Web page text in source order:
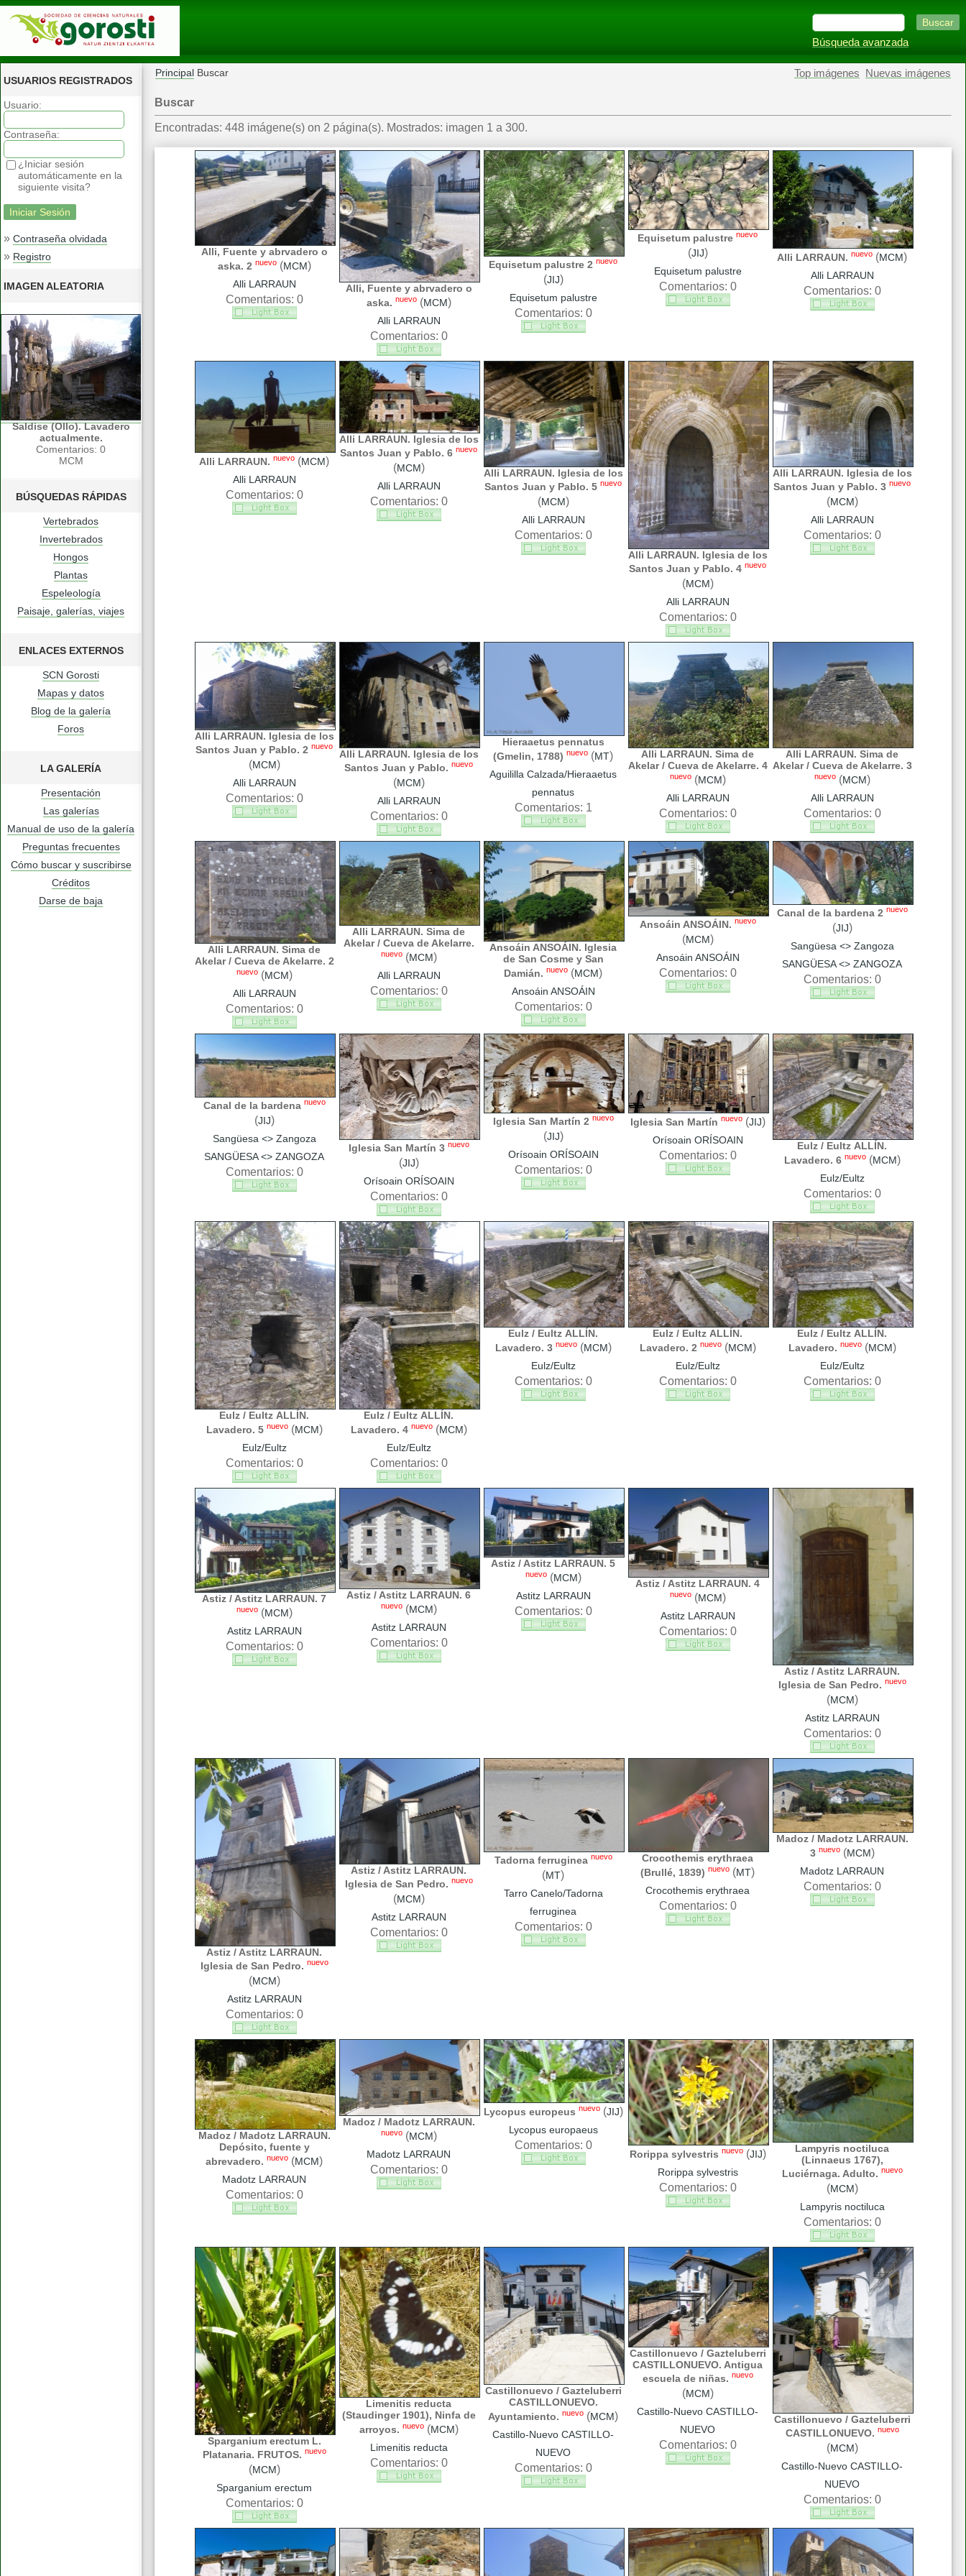
Búsqueda avanzada
USUARIOS REGISTRADOS
Usuario:
Contraseña:
¿Iniciar sesión
automáticamente en la
siguiente visita?
» Contraseña olvidada
» Registro
IMAGEN ALEATORIA
Saldise (Ollo). Lavadero
actualmente.
Comentarios: 0
MCM
BÚSQUEDAS RÁPIDAS
Vertebrados
Invertebrados
Hongos
Plantas
Espeleología
Paisaje, galerías, viajes
ENLACES EXTERNOS
SCN Gorosti
Mapas y datos
Blog de la galería
Foros
LA GALERÍA
Presentación
Las galerías
Manual de uso de la galería
Preguntas frecuentes
Cómo buscar y suscribirse
Créditos
Darse de baja
Principal Buscar Top imágenes Nuevas imágenes
Buscar
Encontradas: 448 imágene(s) on 2 página(s). Mostrados: imagen 1 a 300.
Alli, Fuente y abrvadero o
aska. 2 nuevo(MCM)
Alli LARRAUN
Comentarios: 0
Alli, Fuente y abrvadero o
aska. nuevo(MCM)
Alli LARRAUN
Comentarios: 0
Equisetum palustre 2 nuevo
(JIJ)
Equisetum palustre
Comentarios: 0
Equisetum palustre nuevo
(JIJ)
Equisetum palustre
Comentarios: 0
Alli LARRAUN. nuevo (MCM)
Alli LARRAUN
Comentarios: 0
Alli LARRAUN. nuevo (MCM)
Alli LARRAUN
Comentarios: 0
Alli LARRAUN. Iglesia de los
Santos Juan y Pablo. 6 nuevo
(MCM)
Alli LARRAUN
Comentarios: 0
Alli LARRAUN. Iglesia de los
Santos Juan y Pablo. 5 nuevo
(MCM)
Alli LARRAUN
Comentarios: 0
Alli LARRAUN. Iglesia de los
Santos Juan y Pablo. 4 nuevo
(MCM)
Alli LARRAUN
Comentarios: 0
Alli LARRAUN. Iglesia de los
Santos Juan y Pablo. 3 nuevo
(MCM)
Alli LARRAUN
Comentarios: 0
Alli LARRAUN. Iglesia de los
Santos Juan y Pablo. 2 nuevo
(MCM)
Alli LARRAUN
Comentarios: 0
Alli LARRAUN. Iglesia de los
Santos Juan y Pablo. nuevo
(MCM)
Alli LARRAUN
Comentarios: 0
Hieraaetus pennatus
(Gmelin, 1788) nuevo (MT)
Aguililla Calzada/Hieraaetus
pennatus
Comentarios: 1
Alli LARRAUN. Sima de
Akelar / Cueva de Akelarre. 4
nuevo(MCM)
Alli LARRAUN
Comentarios: 0
Alli LARRAUN. Sima de
Akelar / Cueva de Akelarre. 3
nuevo(MCM)
Alli LARRAUN
Comentarios: 0
Alli LARRAUN. Sima de
Akelar / Cueva de Akelarre. 2
nuevo(MCM)
Alli LARRAUN
Comentarios: 0
Alli LARRAUN. Sima de
Akelar / Cueva de Akelarre.
nuevo(MCM)
Alli LARRAUN
Comentarios: 0
Ansoáin ANSOÁIN. Iglesia
de San Cosme y San
Damián. nuevo (MCM)
Ansoáin ANSOÁIN
Comentarios: 0
Ansoáin ANSOÁIN. nuevo
(MCM)
Ansoáin ANSOÁIN
Comentarios: 0
Canal de la bardena 2 nuevo
(JIJ)
Sangüesa <> Zangoza
SANGÜESA <> ZANGOZA
Comentarios: 0
Canal de la bardena nuevo
(JIJ)
Sangüesa <> Zangoza
SANGÜESA <> ZANGOZA
Comentarios: 0
Iglesia San Martín 3 nuevo
(JIJ)
Orísoain ORÍSOAIN
Comentarios: 0
Iglesia San Martín 2 nuevo
(JIJ)
Orísoain ORÍSOAIN
Comentarios: 0
Iglesia San Martín nuevo(JIJ)
Orísoain ORÍSOAIN
Comentarios: 0
Eulz / Eultz ALLÍN.
Lavadero. 6 nuevo(MCM)
Eulz/Eultz
Comentarios: 0
Eulz / Eultz ALLÍN.
Lavadero. 5 nuevo(MCM)
Eulz/Eultz
Comentarios: 0
Eulz / Eultz ALLÍN.
Lavadero. 4 nuevo(MCM)
Eulz/Eultz
Comentarios: 0
Eulz / Eultz ALLÍN.
Lavadero. 3 nuevo(MCM)
Eulz/Eultz
Comentarios: 0
Eulz / Eultz ALLÍN.
Lavadero. 2 nuevo(MCM)
Eulz/Eultz
Comentarios: 0
Eulz / Eultz ALLÍN.
Lavadero. nuevo(MCM)
Eulz/Eultz
Comentarios: 0
Astiz / Astitz LARRAUN. 7
nuevo(MCM)
Astitz LARRAUN
Comentarios: 0
Astiz / Astitz LARRAUN. 6
nuevo(MCM)
Astitz LARRAUN
Comentarios: 0
Astiz / Astitz LARRAUN. 5
nuevo(MCM)
Astitz LARRAUN
Comentarios: 0
Astiz / Astitz LARRAUN. 4
nuevo(MCM)
Astitz LARRAUN
Comentarios: 0
Astiz / Astitz LARRAUN.
Iglesia de San Pedro. nuevo
(MCM)
Astitz LARRAUN
Comentarios: 0
Astiz / Astitz LARRAUN.
Iglesia de San Pedro. nuevo
(MCM)
Astitz LARRAUN
Comentarios: 0
Astiz / Astitz LARRAUN.
Iglesia de San Pedro. nuevo
(MCM)
Astitz LARRAUN
Comentarios: 0
Tadorna ferruginea nuevo
(MT)
Tarro Canelo/Tadorna
ferruginea
Comentarios: 0
Crocothemis erythraea
(Brullé, 1839) nuevo (MT)
Crocothemis erythraea
Comentarios: 0
Madoz / Madotz LARRAUN.
3 nuevo(MCM)
Madotz LARRAUN
Comentarios: 0
Madoz / Madotz LARRAUN.
Depósito, fuente y
abrevadero. nuevo (MCM)
Madotz LARRAUN
Comentarios: 0
Madoz / Madotz LARRAUN.
nuevo(MCM)
Madotz LARRAUN
Comentarios: 0
Lycopus europeus nuevo(JIJ)
Lycopus europaeus
Comentarios: 0
Rorippa sylvestris nuevo(JIJ)
Rorippa sylvestris
Comentarios: 0
Lampyris noctiluca
(Linnaeus 1767),
Luciérnaga. Adulto. nuevo
(MCM)
Lampyris noctiluca
Comentarios: 0
Sparganium erectum L.
Platanaria. FRUTOS. nuevo
(MCM)
Sparganium erectum
Comentarios: 0
Limenitis reducta
(Staudinger 1901), Ninfa de
arroyos. nuevo(MCM)
Limenitis reducta
Comentarios: 0
Castillonuevo / Gazteluberri
CASTILLONUEVO.
Ayuntamiento. nuevo (MCM)
Castillo-Nuevo CASTILLO-
NUEVO
Comentarios: 0
Castillonuevo / Gazteluberri
CASTILLONUEVO. Antigua
escuela de niñas. nuevo
(MCM)
Castillo-Nuevo CASTILLO-
NUEVO
Comentarios: 0
Castillonuevo / Gazteluberri
CASTILLONUEVO. nuevo
(MCM)
Castillo-Nuevo CASTILLO-
NUEVO
Comentarios: 0